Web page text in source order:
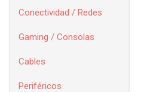
Conectividad / Redes
Gaming / Consolas
Cables
Periféricos